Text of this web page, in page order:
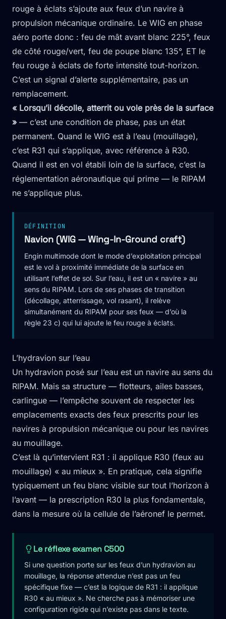
rouge à éclats s’ajoute aux feux d’un navire à
propulsion mécanique ordinaire. Le WIG en phase
aéro porte donc : feu de mât avant blanc 225°, feux
de côté rouge/vert, feu de poupe blanc 135°, ET le
feu rouge à éclats de forte intensité tout-horizon.
C’est un signal d’alerte supplémentaire, pas un
remplacement.
« Lorsqu’il décolle, atterrit ou vole près de la surface
» — c’est une condition de phase, pas un état
permanent. Quand le WIG est à l’eau (mouillage),
c’est R31 qui s’applique, avec référence à R30.
Quand il est en vol établi loin de la surface, c’est la
réglementation aéronautique qui prime — le RIPAM
ne s’applique plus.
DÉFINITION
Navion (WIG — Wing-In-Ground craft)
Engin multimode dont le mode d’exploitation principal
est le vol à proximité immédiate de la surface en
utilisant l’effet de sol. Sur l’eau, il est un « navire » au
sens du RIPAM. Lors de ses phases de transition
(décollage, atterrissage, vol rasant), il relève
simultanément du RIPAM pour ses feux — d’où la
règle 23 c) qui lui ajoute le feu rouge à éclats.
L’hydravion sur l’eau
Un hydravion posé sur l’eau est un navire au sens du
RIPAM. Mais sa structure — flotteurs, ailes basses,
carlingue — l’empêche souvent de respecter les
emplacements exacts des feux prescrits pour les
navires à propulsion mécanique ou pour les navires
au mouillage.
C’est là qu’intervient R31 : il applique R30 (feux au
mouillage) « au mieux ». En pratique, cela signifie
typiquement un feu blanc visible sur tout l’horizon à
l’avant — la prescription R30 la plus fondamentale,
dans la mesure où la cellule de l’aéronef le permet.
Le réflexe examen C500
Si une question porte sur les feux d’un hydravion au
mouillage, la réponse attendue n’est pas un feu
spécifique fixe — c’est la logique de R31 : il applique
R30 « au mieux ». Ne cherche pas à mémoriser une
configuration rigide qui n’existe pas dans le texte.